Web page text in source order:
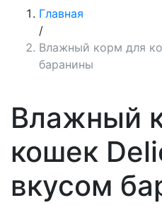
Главная
/
Влажный корм для
баранины
Влажный
кошек
вкусом